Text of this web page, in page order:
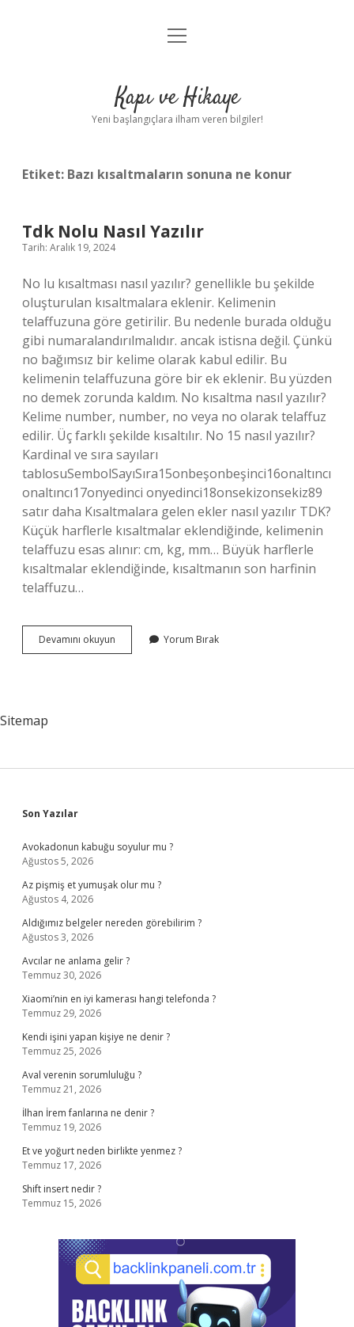
Anasayfa
Yasal Uyarı
menüyü
Kapı ve Hikaye
Yeni başlangıçlara ilham veren bilgiler!
Etiket: Bazı kısaltmaların sonuna ne konur
Tdk Nolu Nasıl Yazılır
Tarih: Aralık 19, 2024
No lu kısaltması nasıl yazılır? genellikle bu şekilde
oluşturulan kısaltmalara eklenir. Kelimenin
telaffuzuna göre getirilir. Bu nedenle burada olduğu
gibi numaralandırılmalıdır. ancak istisna değil. Çünkü
no bağımsız bir kelime olarak kabul edilir. Bu
kelimenin telaffuzuna göre bir ek eklenir. Bu yüzden
no demek zorunda kaldım. No kısaltma nasıl yazılır?
Kelime number, number, no veya no olarak telaffuz
edilir. Üç farklı şekilde kısaltılır. No 15 nasıl yazılır?
Kardinal ve sıra sayıları
tablosuSembolSayıSıra15onbeşonbeşinci16onaltıncı
onaltıncı17onyedinci onyedinci18onsekizonsekiz89
satır daha Kısaltmalara gelen ekler nasıl yazılır TDK?
Küçük harflerle kısaltmalar eklendiğinde, kelimenin
telaffuzu esas alınır: cm, kg, mm… Büyük harflerle
kısaltmalar eklendiğinde, kısaltmanın son harfinin
telaffuzu…
Devamını okuyun
Nolu
Yorum Bırak
Sitemap
Sidebar
Son Yazılar
Avokadonun kabuğu soyulur mu ?
Ağustos 5, 2026
Az pişmiş et yumuşak olur mu ?
Ağustos 4, 2026
Aldığımız belgeler nereden görebilirim ?
Ağustos 3, 2026
Avcılar ne anlama gelir ?
Temmuz 30, 2026
Xiaomi’nin en iyi kamerası hangi telefonda ?
Temmuz 29, 2026
Kendi işini yapan kişiye ne denir ?
Temmuz 25, 2026
Aval verenin sorumluluğu ?
Temmuz 21, 2026
İlhan İrem fanlarına ne denir ?
Temmuz 19, 2026
Et ve yoğurt neden birlikte yenmez ?
Temmuz 17, 2026
Shift insert nedir ?
Temmuz 15, 2026